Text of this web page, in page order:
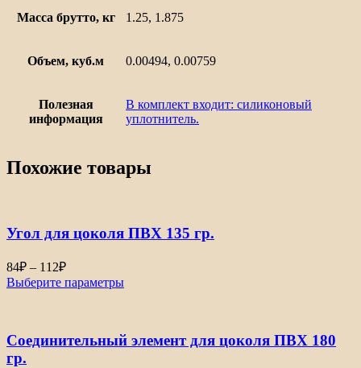
Масса брутто, кг 1.25, 1.875
Объем, куб.м 0.00494, 0.00759
Полезная
информация
В комплект входит: силиконовый
уплотнитель.
Похожие товары
Угол для цоколя ПВХ 135 гр.
84₽ – 112₽
Выберите параметры
Соединительный элемент для цоколя ПВХ 180
гр.